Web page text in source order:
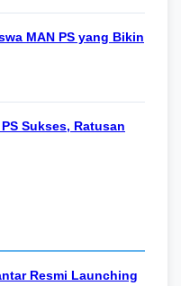
MAN PS yang Bikin
Sukses, Ratusan
Resmi Launching